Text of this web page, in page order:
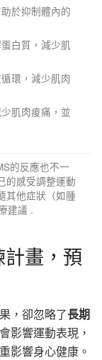
於抑制體內的
白質，減少肌
環，減少肌肉
肌肉痠痛，並
的反應也不一
的感受調整運動
其他症狀（如腫
建議 .
畫，預
，卻忽略了長期
影響運動表現，
影響身心健康。